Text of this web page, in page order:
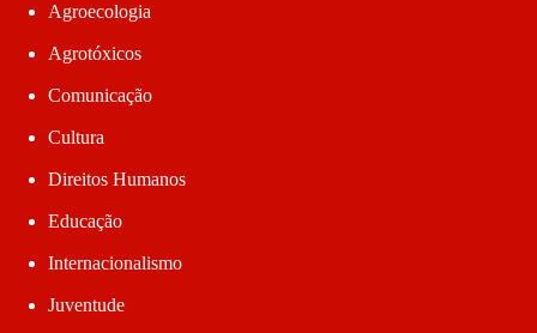
Agroecologia
Agrotóxicos
Comunicação
Cultura
Direitos Humanos
Educação
Internacionalismo
Juventude